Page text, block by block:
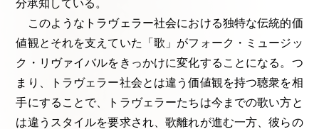
分承知している。
このようなトラヴェラー社会における独特な伝統的価
値観とそれを支えていた「歌」がフォーク・ミュージッ
ク・リヴァイバルをきっかけに変化することになる。つ
まり、トラヴェラー社会とは違う価値観を持つ聴衆を相
手にすることで、トラヴェラーたちは今までの歌い方と
は違うスタイルを要求され、歌離れが進む一方、彼らの